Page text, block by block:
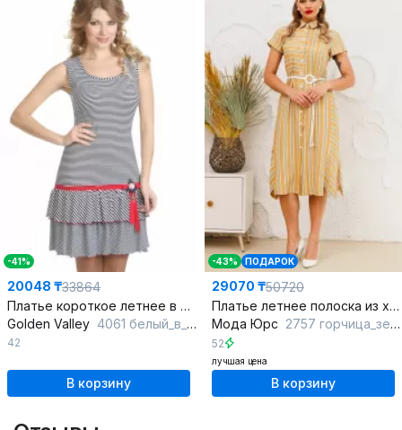
-41%
20048 ₸33864
Платье короткое летнее в морском стиле с бантом
Golden Valley 4061 белый_в_син_полоску
42
В корзину
-43% ПОДАРОК
29070 ₸50720
Платье летнее полоска из хлопка с поясом в морском стиле
Мода Юрс 2757 горчица_зеленая полоска
52
лучшая цена
В корзину